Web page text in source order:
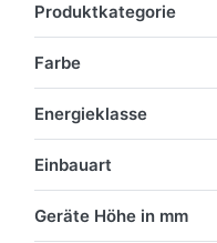
Produktkategorie
Farbe
Energieklasse
Einbauart
Geräte Höhe in mm